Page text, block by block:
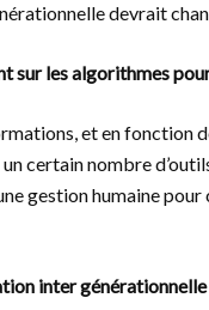
devrait
sur les algorithmes
et en
certain nombre
gestion humaine
inter générationnelle